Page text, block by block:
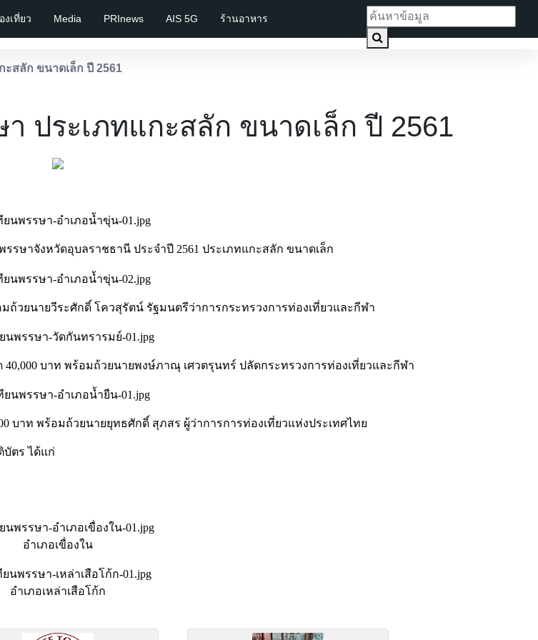
งเที่ยว Media PRInews AIS 5G ร้านอาหาร
ะสลัก ขนาดเล็ก ปี 2561
ประเภทแกะสลัก ขนาดเล็ก ปี 2561
รษาจังหวัดอุบลราชธานี ประจำปี 2561 ประเภทแกะสลัก ขนาดเล็ก
ถ้วยนายวีระศักดิ์ โควสุรัตน์ รัฐมนตรีว่าการกระทรวงการท่องเที่ยวและกีฬา
บาท พร้อมถ้วยนายพงษ์ภาณุ เศวตรุนทร์ ปลัดกระทรวงการท่องเที่ยวและกีฬา
บาท พร้อมถ้วยนายยุทธศักดิ์ สุภสร ผู้ว่าการการท่องเที่ยวแห่งประเทศไทย
บัตร ได้แก่
อำเภอเขื่องใน
อำเภอเหล่าเสือโก้ก